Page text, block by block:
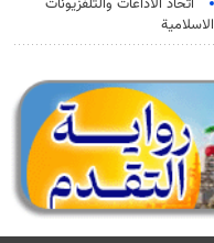
اتحاد الاذاعات والتلفزيونات
الاسلامية